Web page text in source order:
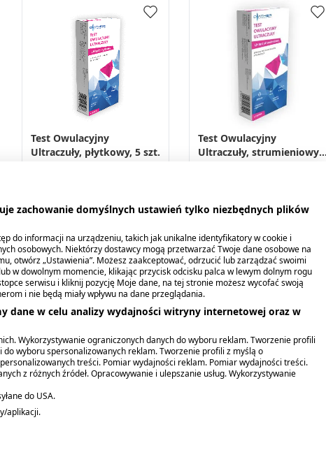
Test Owulacyjny
Ultraczuły, płytkowy, 5 szt.
Test Owulacyjny
Ultraczuły, strumieniowy,
zachowanie domyślnych ustawień tylko niezbędnych plików
do informacji na urządzeniu, takich jak unikalne identyfikatory w cookie i
osobowych. Niektórzy dostawcy mogą przetwarzać Twoje dane osobowe na
otwórz „Ustawienia”. Możesz zaakceptować, odrzucić lub zarządzać swoimi
w dowolnym momencie, klikając przycisk odcisku palca w lewym dolnym rogu
serwisu i kliknij pozycję Moje dane, na tej stronie możesz wycofać swoją
i nie będą miały wpływu na dane przeglądania.
dane w celu analizy wydajności witryny internetowej oraz w
Wykorzystywanie ograniczonych danych do wyboru reklam. Tworzenie profili
wyboru spersonalizowanych reklam. Tworzenie profili z myślą o
treści. Pomiar wydajności reklam. Pomiar wydajności treści.
z różnych źródeł. Opracowywanie i ulepszanie usług. Wykorzystywanie
do USA.
aplikacji.